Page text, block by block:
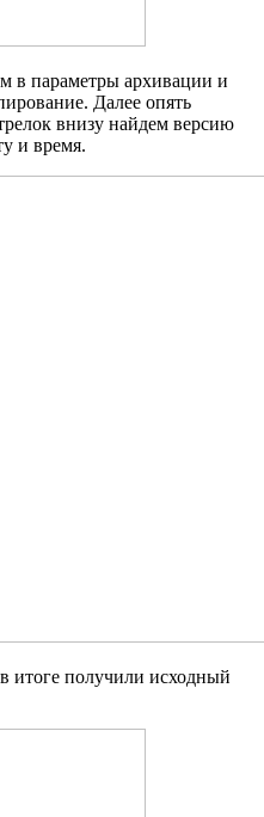
в параметры архивации и
Далее опять
внизу найдем версию
и время.
итоге получили исходный